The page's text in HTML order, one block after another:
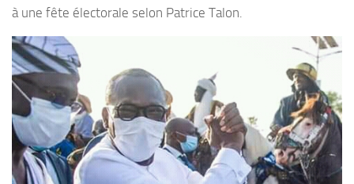
à une fête électorale selon Patrice Talon.